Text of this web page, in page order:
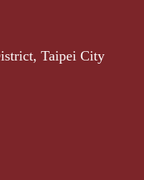
Taipei City